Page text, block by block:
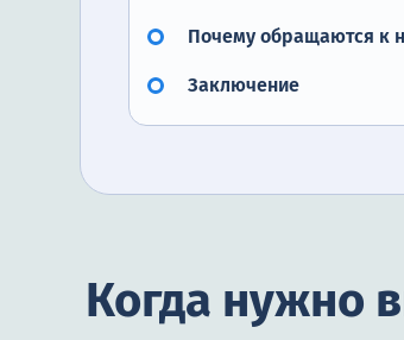
Почему обращаются к
Заключение
Когда нужно